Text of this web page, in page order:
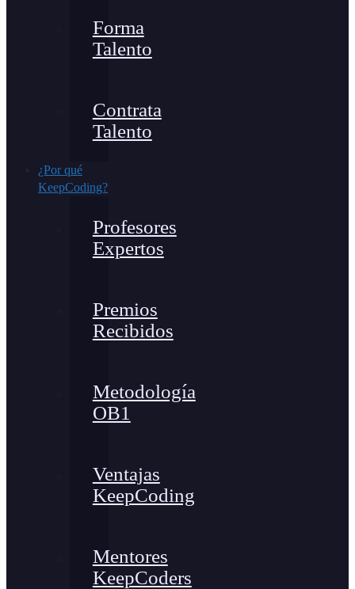
Forma
Talento
Contrata
Talento
¿Por qué
KeepCoding?
Profesores
Expertos
Premios
Recibidos
Metodología
OB1
Ventajas
KeepCoding
Mentores
KeepCoders